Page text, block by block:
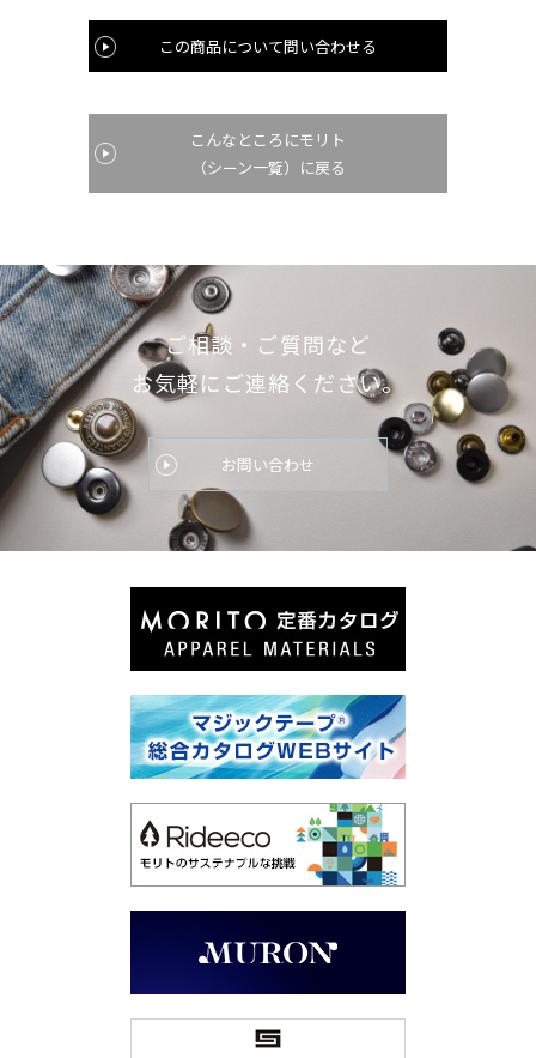
この商品について問い合わせる
こんなところにモリト
（シーン一覧）に戻る
ご相談・ご質問など
お気軽にご連絡ください。
お問い合わせ